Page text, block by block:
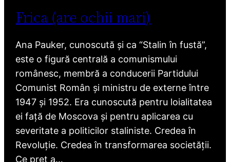
Frica (are ochii mari)
Ana Pauker, cunoscută și ca “Stalin în fustă”,
este o figură centrală a comunismului
românesc, membră a conducerii Partidului
Comunist Român și ministru de externe între
1947 și 1952. Era cunoscută pentru loialitatea
ei față de Moscova și pentru aplicarea cu
severitate a politicilor staliniste. Credea în
Revoluție. Credea în transformarea societății.
Ce preț a…